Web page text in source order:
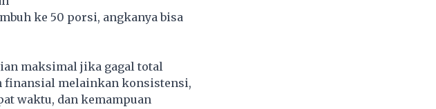
ke 50 porsi, angkanya bisa
maksimal jika gagal total
finansial melainkan konsistensi,
waktu, dan kemampuan